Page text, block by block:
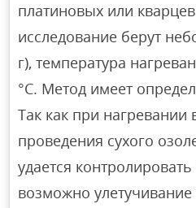
платиновых или
исследование берут
г), температура
°С. Метод имеет
Так как при нагревании
проведения сухого
удается
возможно